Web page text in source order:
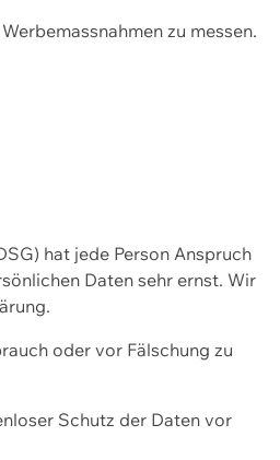
zu messen.
hat jede Person Anspruch
Daten sehr ernst. Wir
oder vor Fälschung zu
Schutz der Daten vor